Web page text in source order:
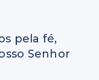
pela fé,
Senhor